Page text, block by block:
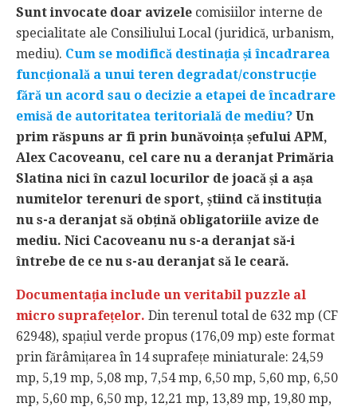
Sunt invocate doar avizele comisiilor interne de
specialitate ale Consiliului Local (juridică, urbanism,
mediu). Cum se modifică destinația și încadrarea
funcțională a unui teren degradat/construcție
fără un acord sau o decizie a etapei de încadrare
emisă de autoritatea teritorială de mediu? Un
prim răspuns ar fi prin bunăvoința șefului APM,
Alex Cacoveanu, cel care nu a deranjat Primăria
Slatina nici în cazul locurilor de joacă și a așa
numitelor terenuri de sport, știind că instituția
nu s-a deranjat să obțină obligatoriile avize de
mediu. Nici Cacoveanu nu s-a deranjat să-i
întrebe de ce nu s-au deranjat să le ceară.
Documentația include un veritabil puzzle al
micro suprafețelor. Din terenul total de 632 mp (CF
62948), spațiul verde propus (176,09 mp) este format
prin fărâmițarea în 14 suprafețe miniaturale: 24,59
mp, 5,19 mp, 5,08 mp, 7,54 mp, 6,50 mp, 5,60 mp, 6,50
mp, 5,60 mp, 6,50 mp, 12,21 mp, 13,89 mp, 19,80 mp,